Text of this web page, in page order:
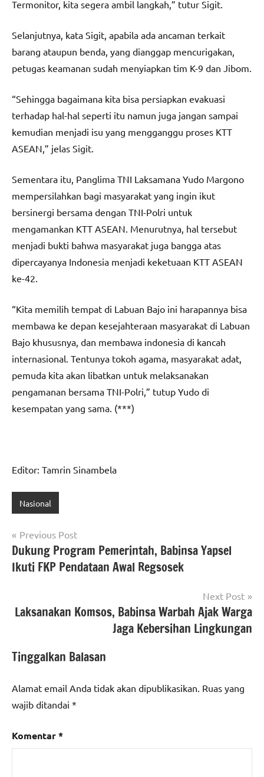
Termonitor, kita segera ambil langkah,” tutur Sigit.
Selanjutnya, kata Sigit, apabila ada ancaman terkait
barang ataupun benda, yang dianggap mencurigakan,
petugas keamanan sudah menyiapkan tim K-9 dan Jibom.
“Sehingga bagaimana kita bisa persiapkan evakuasi
terhadap hal-hal seperti itu namun juga jangan sampai
kemudian menjadi isu yang mengganggu proses KTT
ASEAN,” jelas Sigit.
Sementara itu, Panglima TNI Laksamana Yudo Margono
mempersilahkan bagi masyarakat yang ingin ikut
bersinergi bersama dengan TNI-Polri untuk
mengamankan KTT ASEAN. Menurutnya, hal tersebut
menjadi bukti bahwa masyarakat juga bangga atas
dipercayanya Indonesia menjadi keketuaan KTT ASEAN
ke-42.
“Kita memilih tempat di Labuan Bajo ini harapannya bisa
membawa ke depan kesejahteraan masyarakat di Labuan
Bajo khususnya, dan membawa indonesia di kancah
internasional. Tentunya tokoh agama, masyarakat adat,
pemuda kita akan libatkan untuk melaksanakan
pengamanan bersama TNI-Polri,” tutup Yudo di
kesempatan yang sama. (***)
Editor: Tamrin Sinambela
Nasional
Navigasi
pos
Previous Post
Dukung Program Pemerintah, Babinsa Yapsel
Ikuti FKP Pendataan Awal Regsosek
Next Post
Laksanakan Komsos, Babinsa Warbah Ajak Warga
Jaga Kebersihan Lingkungan
Tinggalkan Balasan
Alamat email Anda tidak akan dipublikasikan. Ruas yang
wajib ditandai *
Komentar*